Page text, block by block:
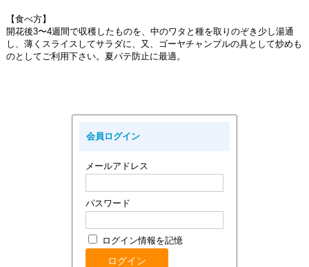
【食べ方】
開花後3〜4週間で収穫したものを、中のワタと種を取りのぞき少し湯通
し、薄くスライスしてサラダに、又、ゴーヤチャンプルの具として炒めも
のとしてご利用下さい。夏パテ防止に最適。
会員ログイン
メールアドレス
パスワード
ログイン情報を記憶